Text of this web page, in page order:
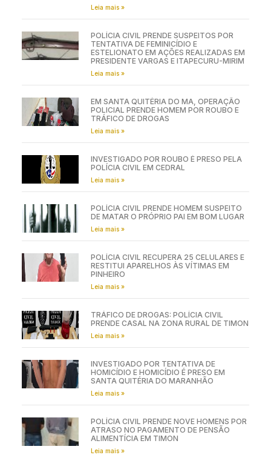
Leia mais »
POLÍCIA CIVIL PRENDE SUSPEITOS POR
TENTATIVA DE FEMINICÍDIO E
ESTELIONATO EM AÇÕES REALIZADAS EM
PRESIDENTE VARGAS E ITAPECURU-MIRIM
Leia mais »
EM SANTA QUITÉRIA DO MA, OPERAÇÃO
POLICIAL PRENDE HOMEM POR ROUBO E
TRÁFICO DE DROGAS
Leia mais »
INVESTIGADO POR ROUBO É PRESO PELA
POLÍCIA CIVIL EM CEDRAL
Leia mais »
POLÍCIA CIVIL PRENDE HOMEM SUSPEITO
DE MATAR O PRÓPRIO PAI EM BOM LUGAR
Leia mais »
POLÍCIA CIVIL RECUPERA 25 CELULARES E
RESTITUI APARELHOS ÀS VÍTIMAS EM
PINHEIRO
Leia mais »
TRÁFICO DE DROGAS: POLÍCIA CIVIL
PRENDE CASAL NA ZONA RURAL DE TIMON
Leia mais »
INVESTIGADO POR TENTATIVA DE
HOMICÍDIO E HOMICÍDIO É PRESO EM
SANTA QUITÉRIA DO MARANHÃO
Leia mais »
POLÍCIA CIVIL PRENDE NOVE HOMENS POR
ATRASO NO PAGAMENTO DE PENSÃO
ALIMENTÍCIA EM TIMON
Leia mais »